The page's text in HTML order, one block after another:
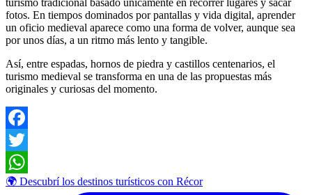
fotos. En tiempos dominados por pantallas y vida digital, aprender
un oficio medieval aparece como una forma de volver, aunque sea
por unos días, a un ritmo más lento y tangible.
Así, entre espadas, hornos de piedra y castillos centenarios, el
turismo medieval se transforma en una de las propuestas más
originales y curiosas del momento.
Facebook
Twitter
WhatsApp
🌍 Descubrí los destinos turísticos con Récor